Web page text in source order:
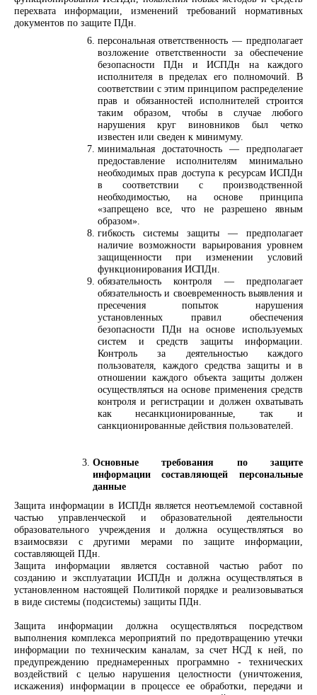
перехвата информации, изменений требований нормативных
документов по защите ПДн.
персональная ответственность — предполагает
возложение ответственности за обеспечение
безопасности ПДн и ИСПДн на каждого
исполнителя в пределах его полномочий. В
соответствии с этим принципом распределение
прав и обязанностей исполнителей строится
таким образом, чтобы в случае любого
нарушения круг виновников был четко
известен или сведен к минимуму.
минимальная достаточность — предполагает
предоставление исполнителям минимально
необходимых прав доступа к ресурсам ИСПДн
в соответствии с производственной
необходимостью, на основе принципа
«запрещено все, что не разрешено явным
образом».
гибкость системы защиты — предполагает
наличие возможности варьирования уровнем
защищенности при изменении условий
функционирования ИСПДн.
обязательность контроля — предполагает
обязательность и своевременность выявления и
пресечения попыток нарушения
установленных правил обеспечения
безопасности ПДн на основе используемых
систем и средств защиты информации.
Контроль за деятельностью каждого
пользователя, каждого средства защиты и в
отношении каждого объекта защиты должен
осуществляться на основе применения средств
контроля и регистрации и должен охватывать
как несанкционированные, так и
санкционированные действия пользователей.
Основные требования по защите
информации составляющей персональные
данные
Защита информации в ИСПДн является неотъемлемой составной
частью управленческой и образовательной деятельности
образовательного учреждения и должна осуществляться во
взаимосвязи с другими мерами по защите информации,
составляющей ПДн.
Защита информации является составной частью работ по
созданию и эксплуатации ИСПДн и должна осуществляться в
установленном настоящей Политикой порядке и реализовываться
в виде системы (подсистемы) защиты ПДн.
Защита информации должна осуществляться посредством
выполнения комплекса мероприятий по предотвращению утечки
информации по техническим каналам, за счет НСД к ней, по
предупреждению преднамеренных программно - технических
воздействий с целью нарушения целостности (уничтожения,
искажения) информации в процессе ее обработки, передачи и